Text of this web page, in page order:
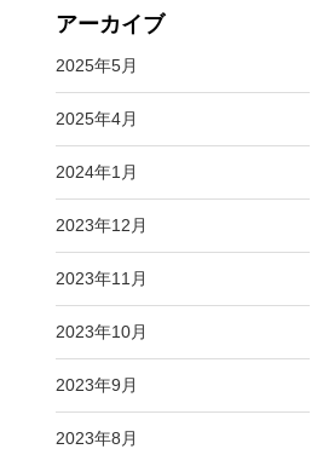
アーカイブ
2025年5月
2025年4月
2024年1月
2023年12月
2023年11月
2023年10月
2023年9月
2023年8月